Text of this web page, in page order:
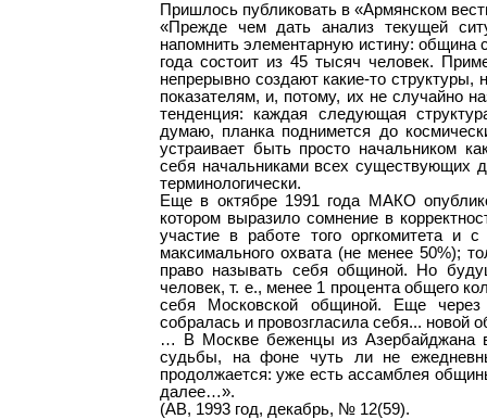
Пришлось публиковать в «Армянском
«Прежде чем дать анализ текущей
напомнить элементарную истину: община
года состоит из 45 тысяч человек.
непрерывно создают какие-то
показателям, и, потому, их не случайно
тенденция: каждая следующая
думаю, планка поднимется до
устраивает быть просто начальником
себя начальниками всех существующих
терминологически.
Еще в октябре 1991 года МАКО
котором выразило сомнение в
участие в работе того оргкомитета и
максимального охвата (не менее 50%);
право называть себя общиной. Но
человек, т. е., менее 1 процента общего
себя Московской общиной. Еще через
собралась и провозгласила себя... новой
… В Москве беженцы из Азербайджана
судьбы, на фоне чуть ли не
продолжается: уже есть ассамблея
далее…».
(АВ, 1993 год, декабрь, № 12(59).